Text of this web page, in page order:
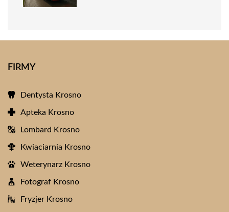
FIRMY
Dentysta Krosno
Apteka Krosno
Lombard Krosno
Kwiaciarnia Krosno
Weterynarz Krosno
Fotograf Krosno
Fryzjer Krosno